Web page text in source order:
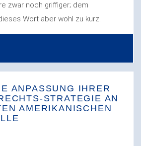
zwar noch griffiger; dem
Wort aber wohl zu kurz.
ANPASSUNG IHRER
STRATEGIE AN
AMERIKANISCHEN